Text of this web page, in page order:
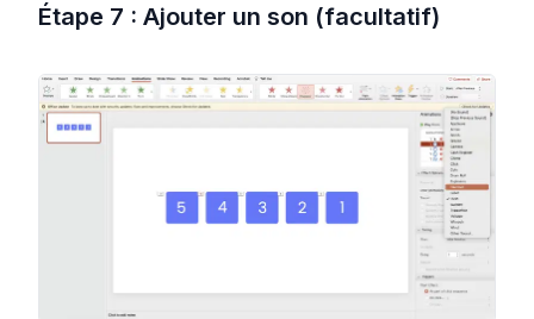
Étape 7 : Ajouter un son (facultatif)